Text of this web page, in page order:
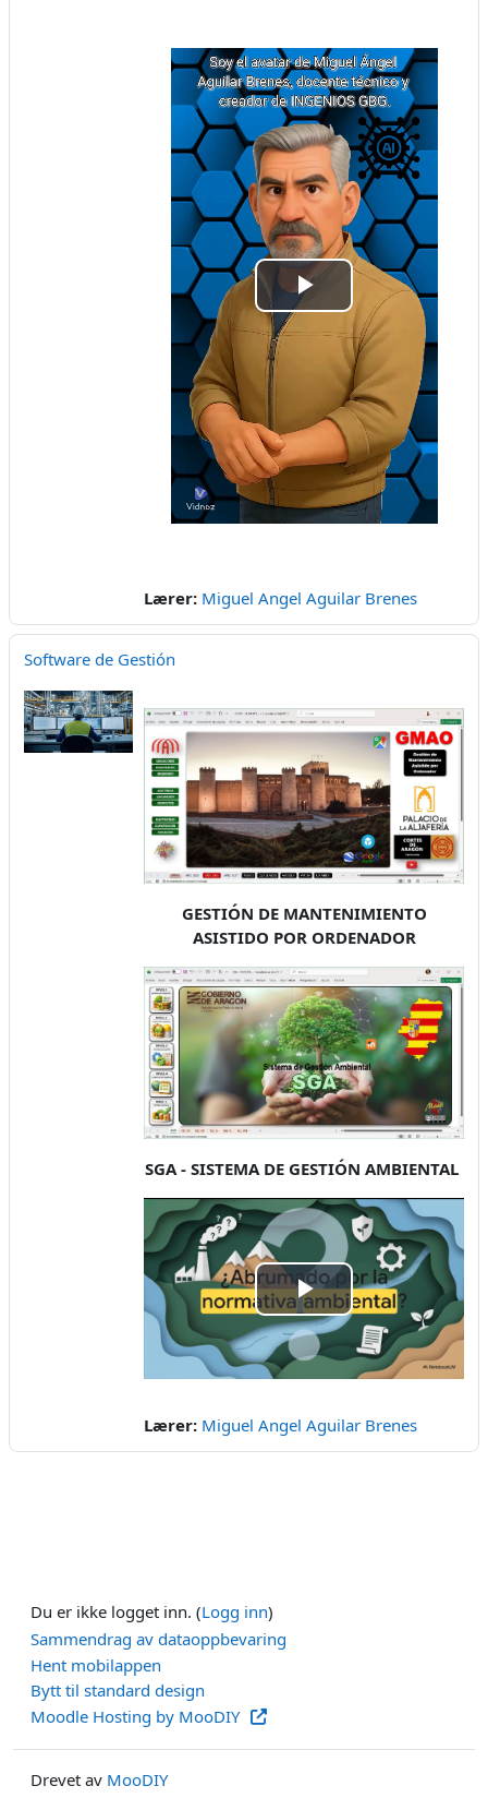
Play
Video
Lærer: Miguel Angel Aguilar Brenes
Software de Gestión
GESTIÓN DE MANTENIMIENTO
ASISTIDO POR ORDENADOR
SGA - SISTEMA DE GESTIÓN AMBIENTAL
Play
Video
Lærer: Miguel Angel Aguilar Brenes
Du er ikke logget inn. (Logg inn)
Sammendrag av dataoppbevaring
Hent mobilappen
Bytt til standard design
Moodle Hosting by MooDIY
Drevet av MooDIY